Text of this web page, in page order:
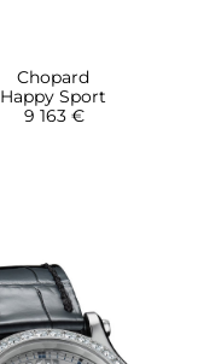
Chopard
Happy Sport
9 163 €